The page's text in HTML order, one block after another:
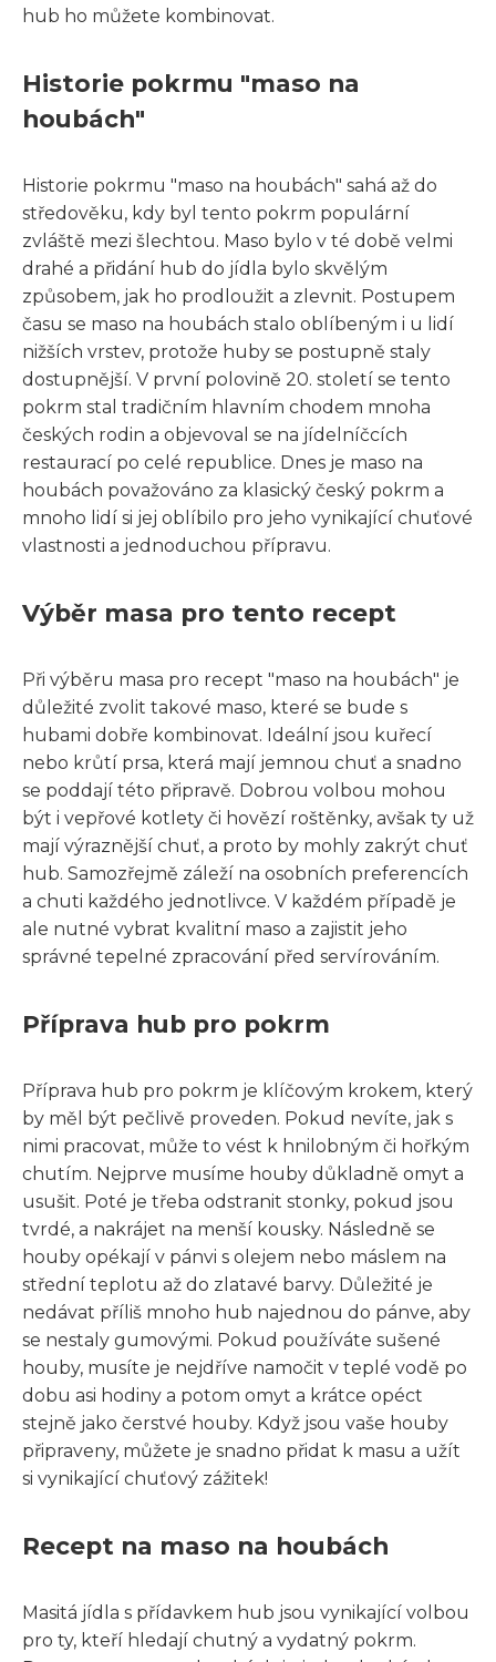
hub ho můžete kombinovat.
Historie pokrmu "maso na
houbách"
Historie pokrmu "maso na houbách" sahá až do
středověku, kdy byl tento pokrm populární
zvláště mezi šlechtou. Maso bylo v té době velmi
drahé a přidání hub do jídla bylo skvělým
způsobem, jak ho prodloužit a zlevnit. Postupem
času se maso na houbách stalo oblíbeným i u lidí
nižších vrstev, protože huby se postupně staly
dostupnější. V první polovině 20. století se tento
pokrm stal tradičním hlavním chodem mnoha
českých rodin a objevoval se na jídelníčcích
restaurací po celé republice. Dnes je maso na
houbách považováno za klasický český pokrm a
mnoho lidí si jej oblíbilo pro jeho vynikající chuťové
vlastnosti a jednoduchou přípravu.
Výběr masa pro tento recept
Při výběru masa pro recept "maso na houbách" je
důležité zvolit takové maso, které se bude s
hubami dobře kombinovat. Ideální jsou kuřecí
nebo krůtí prsa, která mají jemnou chuť a snadno
se poddají této připravě. Dobrou volbou mohou
být i vepřové kotlety či hovězí roštěnky, avšak ty už
mají výraznější chuť, a proto by mohly zakrýt chuť
hub. Samozřejmě záleží na osobních preferencích
a chuti každého jednotlivce. V každém případě je
ale nutné vybrat kvalitní maso a zajistit jeho
správné tepelné zpracování před servírováním.
Příprava hub pro pokrm
Příprava hub pro pokrm je klíčovým krokem, který
by měl být pečlivě proveden. Pokud nevíte, jak s
nimi pracovat, může to vést k hnilobným či hořkým
chutím. Nejprve musíme houby důkladně omyt a
usušit. Poté je třeba odstranit stonky, pokud jsou
tvrdé, a nakrájet na menší kousky. Následně se
houby opékají v pánvi s olejem nebo máslem na
střední teplotu až do zlatavé barvy. Důležité je
nedávat příliš mnoho hub najednou do pánve, aby
se nestaly gumovými. Pokud používáte sušené
houby, musíte je nejdříve namočit v teplé vodě po
dobu asi hodiny a potom omyt a krátce opéct
stejně jako čerstvé houby. Když jsou vaše houby
připraveny, můžete je snadno přidat k masu a užít
si vynikající chuťový zážitek!
Recept na maso na houbách
Masitá jídla s přídavkem hub jsou vynikající volbou
pro ty, kteří hledají chutný a vydatný pokrm.